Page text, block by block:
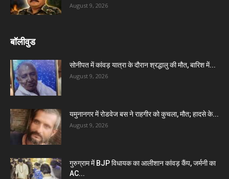
August 9, 2026
बॉलीवुड
सोनीपत में कांवड़ यात्रा के दौरान श्रद्धालु की मौत, बारिश में...
August 9, 2026
यमुनानगर में रोडवेज बस ने राहगीर को कुचला, मौत; हादसे के...
August 9, 2026
गुरुग्राम में BJP विधायक का आलीशान कांवड़ कैंप, जर्मनी का
AC...